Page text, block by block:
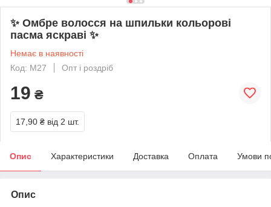
✨ Омбре волосся на шпильки кольорові
пасма яскраві ✨
Немає в наявності
Код: М27
Опт і роздріб
19 ₴
17,90 ₴ від 2 шт.
Опис Характеристики Доставка Оплата Умови
Опис